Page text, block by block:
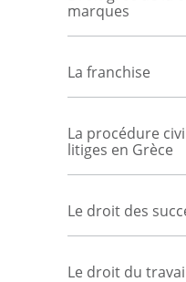
marques
La franchise
La procédure
litiges en Grèce
Le droit des
Le droit du